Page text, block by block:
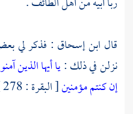
قال ابن إسحاق : فذكر لي
نزلن في ذلك :يا أيها الذين
إن كنتم مؤمنين[ البقرة : 278 ] وما بعدها .